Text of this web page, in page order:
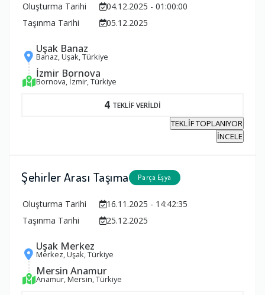
Oluşturma Tarihi
04.12.2025 - 01:00:00
Taşınma Tarihi
05.12.2025
Uşak Banaz
Banaz, Uşak, Türkiye
İzmir Bornova
Bornova, İzmir, Türkiye
4 TEKLİF VERİLDİ
TEKLİF TOPLANIYOR
İNCELE
Şehirler Arası Taşıma Parça Eşya
Oluşturma Tarihi
16.11.2025 - 14:42:35
Taşınma Tarihi
25.12.2025
Uşak Merkez
Merkez, Uşak, Türkiye
Mersin Anamur
Anamur, Mersin, Türkiye